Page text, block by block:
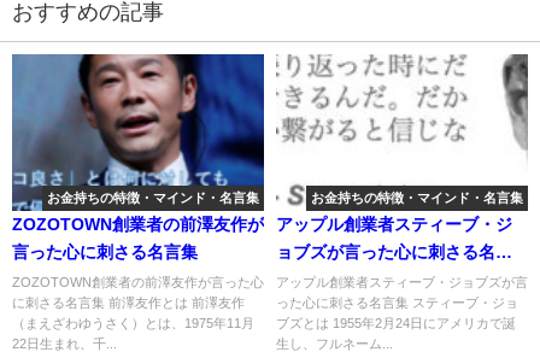
おすすめの記事
お金持ちの特徴・マインド・名言集
ZOZOTOWN創業者の前澤友作が
言った心に刺さる名言集
ZOZOTOWN創業者の前澤友作が言った心
に刺さる名言集 前澤友作とは 前澤友作
（まえざわゆうさく）とは、1975年11月
22日生まれ、千...
お金持ちの特徴・マインド・名言集
アップル創業者スティーブ・ジ
ョブズが言った心に刺さる名言
集
アップル創業者スティーブ・ジョブズが言
った心に刺さる名言集 スティーブ・ジョ
ブズとは 1955年2月24日にアメリカで誕
生し、フルネーム...